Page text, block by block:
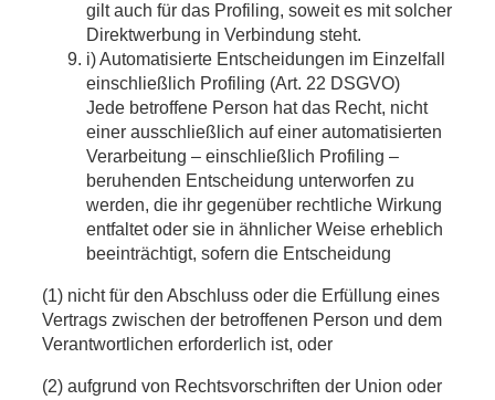
gilt auch für das Profiling, soweit es mit solcher
Direktwerbung in Verbindung steht.
i) Automatisierte Entscheidungen im Einzelfall
einschließlich Profiling (Art. 22 DSGVO)
Jede betroffene Person hat das Recht, nicht
einer ausschließlich auf einer automatisierten
Verarbeitung – einschließlich Profiling –
beruhenden Entscheidung unterworfen zu
werden, die ihr gegenüber rechtliche Wirkung
entfaltet oder sie in ähnlicher Weise erheblich
beeinträchtigt, sofern die Entscheidung
(1) nicht für den Abschluss oder die Erfüllung eines
Vertrags zwischen der betroffenen Person und dem
Verantwortlichen erforderlich ist, oder
(2) aufgrund von Rechtsvorschriften der Union oder